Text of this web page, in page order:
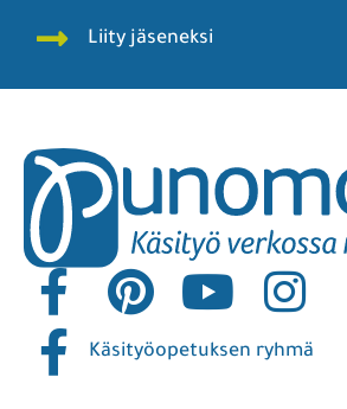
Liity jäseneksi
Käsityöopetuksen ryhmä